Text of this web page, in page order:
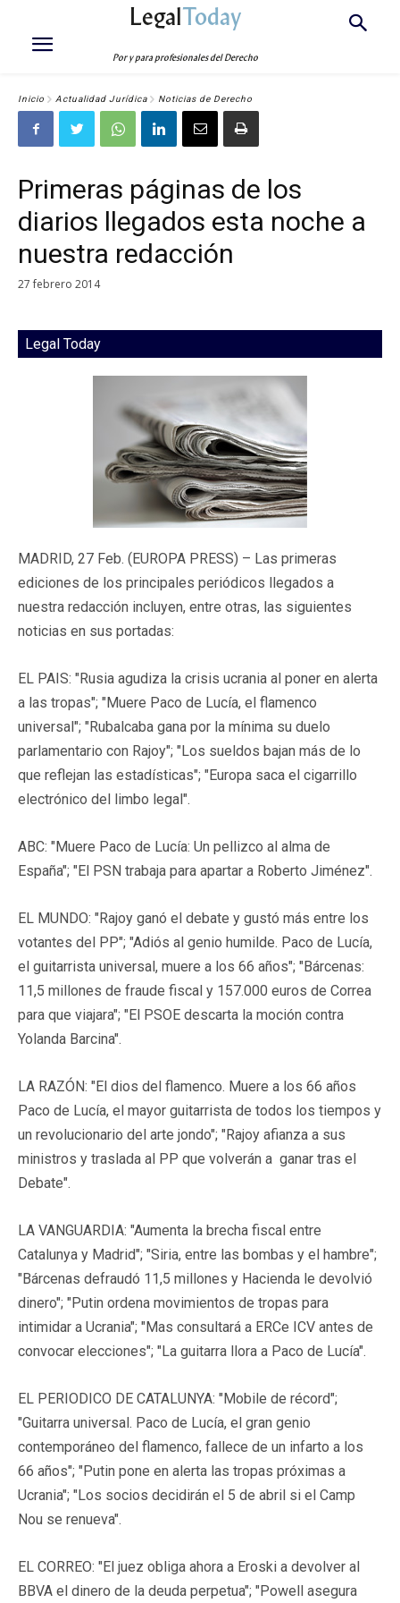
LegalToday
Por y para profesionales del Derecho
Inicio Actualidad Jurídica Noticias de Derecho
Primeras páginas de los
diarios llegados esta noche a
nuestra redacción
27 febrero 2014
Legal Today
MADRID, 27 Feb. (EUROPA PRESS) – Las primeras
ediciones de los principales periódicos llegados a
nuestra redacción incluyen, entre otras, las siguientes
noticias en sus portadas:
EL PAIS: "Rusia agudiza la crisis ucrania al poner en alerta
a las tropas"; "Muere Paco de Lucía, el flamenco
universal"; "Rubalcaba gana por la mínima su duelo
parlamentario con Rajoy"; "Los sueldos bajan más de lo
que reflejan las estadísticas"; "Europa saca el cigarrillo
electrónico del limbo legal".
ABC: "Muere Paco de Lucía: Un pellizco al alma de
España"; "El PSN trabaja para apartar a Roberto Jiménez".
EL MUNDO: "Rajoy ganó el debate y gustó más entre los
votantes del PP"; "Adiós al genio humilde. Paco de Lucía,
el guitarrista universal, muere a los 66 años"; "Bárcenas:
11,5 millones de fraude fiscal y 157.000 euros de Correa
para que viajara"; "El PSOE descarta la moción contra
Yolanda Barcina".
LA RAZÓN: "El dios del flamenco. Muere a los 66 años
Paco de Lucía, el mayor guitarrista de todos los tiempos y
un revolucionario del arte jondo"; "Rajoy afianza a sus
ministros y traslada al PP que volverán a ganar tras el
Debate".
LA VANGUARDIA: "Aumenta la brecha fiscal entre
Catalunya y Madrid"; "Siria, entre las bombas y el hambre";
"Bárcenas defraudó 11,5 millones y Hacienda le devolvió
dinero"; "Putin ordena movimientos de tropas para
intimidar a Ucrania"; "Mas consultará a ERCe ICV antes de
convocar elecciones"; "La guitarra llora a Paco de Lucía".
EL PERIODICO DE CATALUNYA: "Mobile de récord";
"Guitarra universal. Paco de Lucía, el gran genio
contemporáneo del flamenco, fallece de un infarto a los
66 años"; "Putin pone en alerta las tropas próximas a
Ucrania"; "Los socios decidirán el 5 de abril si el Camp
Nou se renueva".
EL CORREO: "El juez obliga ahora a Eroski a devolver al
BBVA el dinero de la deuda perpetua"; "Powell asegura